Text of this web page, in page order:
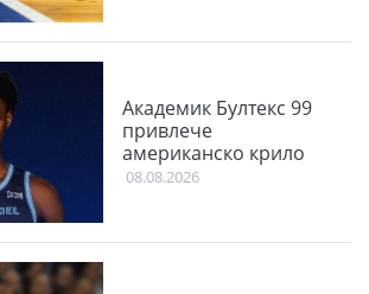
Академик Бултекс 99
привлече
американско крило
08.08.2026